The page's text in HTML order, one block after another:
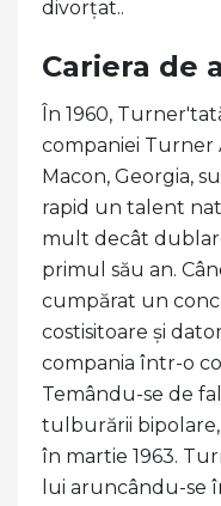
divorțat..
Cariera de
În 1960,
companiei Turner
Macon, Georgia,
rapid un talent
mult decât
primul său an.
cumpărat un
costisitoare și
compania într-o
Temându-se de
tulburării
în martie 1963.
lui aruncându-se